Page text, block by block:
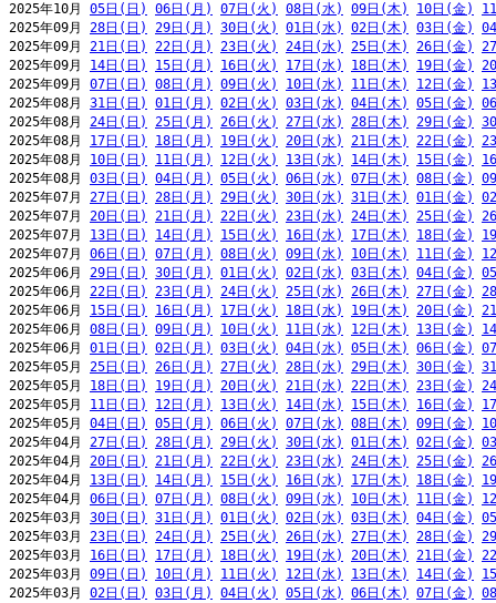
2025年10月 05日(日) 06日(月) 07日(火) 08日(水) 09日(木) 10日(金)
2025年09月 28日(日) 29日(月) 30日(火) 01日(水) 02日(木) 03日(金)
2025年09月 21日(日) 22日(月) 23日(火) 24日(水) 25日(木) 26日(金)
2025年09月 14日(日) 15日(月) 16日(火) 17日(水) 18日(木) 19日(金)
2025年09月 07日(日) 08日(月) 09日(火) 10日(水) 11日(木) 12日(金)
2025年08月 31日(日) 01日(月) 02日(火) 03日(水) 04日(木) 05日(金)
2025年08月 24日(日) 25日(月) 26日(火) 27日(水) 28日(木) 29日(金)
2025年08月 17日(日) 18日(月) 19日(火) 20日(水) 21日(木) 22日(金)
2025年08月 10日(日) 11日(月) 12日(火) 13日(水) 14日(木) 15日(金)
2025年08月 03日(日) 04日(月) 05日(火) 06日(水) 07日(木) 08日(金)
2025年07月 27日(日) 28日(月) 29日(火) 30日(水) 31日(木) 01日(金)
2025年07月 20日(日) 21日(月) 22日(火) 23日(水) 24日(木) 25日(金)
2025年07月 13日(日) 14日(月) 15日(火) 16日(水) 17日(木) 18日(金)
2025年07月 06日(日) 07日(月) 08日(火) 09日(水) 10日(木) 11日(金)
2025年06月 29日(日) 30日(月) 01日(火) 02日(水) 03日(木) 04日(金)
2025年06月 22日(日) 23日(月) 24日(火) 25日(水) 26日(木) 27日(金)
2025年06月 15日(日) 16日(月) 17日(火) 18日(水) 19日(木) 20日(金)
2025年06月 08日(日) 09日(月) 10日(火) 11日(水) 12日(木) 13日(金)
2025年06月 01日(日) 02日(月) 03日(火) 04日(水) 05日(木) 06日(金)
2025年05月 25日(日) 26日(月) 27日(火) 28日(水) 29日(木) 30日(金)
2025年05月 18日(日) 19日(月) 20日(火) 21日(水) 22日(木) 23日(金)
2025年05月 11日(日) 12日(月) 13日(火) 14日(水) 15日(木) 16日(金)
2025年05月 04日(日) 05日(月) 06日(火) 07日(水) 08日(木) 09日(金)
2025年04月 27日(日) 28日(月) 29日(火) 30日(水) 01日(木) 02日(金)
2025年04月 20日(日) 21日(月) 22日(火) 23日(水) 24日(木) 25日(金)
2025年04月 13日(日) 14日(月) 15日(火) 16日(水) 17日(木) 18日(金)
2025年04月 06日(日) 07日(月) 08日(火) 09日(水) 10日(木) 11日(金)
2025年03月 30日(日) 31日(月) 01日(火) 02日(水) 03日(木) 04日(金)
2025年03月 23日(日) 24日(月) 25日(火) 26日(水) 27日(木) 28日(金)
2025年03月 16日(日) 17日(月) 18日(火) 19日(水) 20日(木) 21日(金)
2025年03月 09日(日) 10日(月) 11日(火) 12日(水) 13日(木) 14日(金)
2025年03月 02日(日) 03日(月) 04日(火) 05日(水) 06日(木) 07日(金)